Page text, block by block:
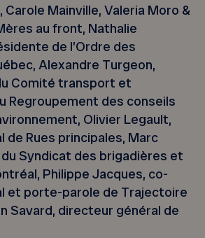
Carole Mainville, Valeria Moro &
au front, Nathalie
de l’Ordre des
Alexandre Turgeon,
Comité transport et
Regroupement des conseils
Olivier Legault,
de Rues principales, Marc
Syndicat des brigadières et
Philippe Jacques, co-
et porte-parole de Trajectoire
Savard, directeur général de